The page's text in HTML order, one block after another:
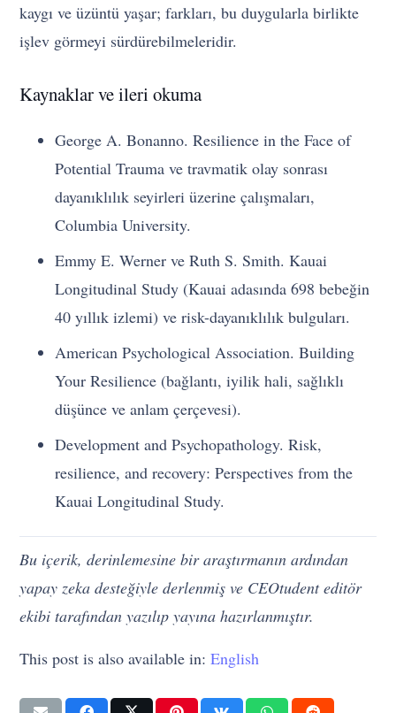
kaygı ve üzüntü yaşar; farkları, bu duygularla birlikte
işlev görmeyi sürdürebilmeleridir.
Kaynaklar ve ileri okuma
George A. Bonanno. Resilience in the Face of
Potential Trauma ve travmatik olay sonrası
dayanıklılık seyirleri üzerine çalışmaları,
Columbia University.
Emmy E. Werner ve Ruth S. Smith. Kauai
Longitudinal Study (Kauai adasında 698 bebeğin
40 yıllık izlemi) ve risk-dayanıklılık bulguları.
American Psychological Association. Building
Your Resilience (bağlantı, iyilik hali, sağlıklı
düşünce ve anlam çerçevesi).
Development and Psychopathology. Risk,
resilience, and recovery: Perspectives from the
Kauai Longitudinal Study.
Bu içerik, derinlemesine bir araştırmanın ardından
yapay zeka desteğiyle derlenmiş ve CEOtudent editör
ekibi tarafından yazılıp yayına hazırlanmıştır.
This post is also available in:English